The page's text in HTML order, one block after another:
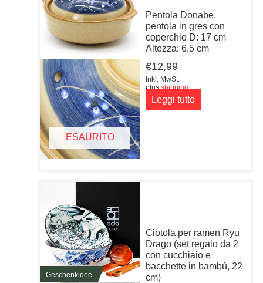
ESAURITO
Pentola Donabe,
pentola in gres con
coperchio D: 17 cm
Altezza: 6,5 cm
€12,99
Inkl. MwSt.
plusshipping
Leggi tutto
Geschenkidee
Ciotola per ramen Ryu
Drago (set regalo da 2
con cucchiaio e
bacchette in bambù, 22
cm)